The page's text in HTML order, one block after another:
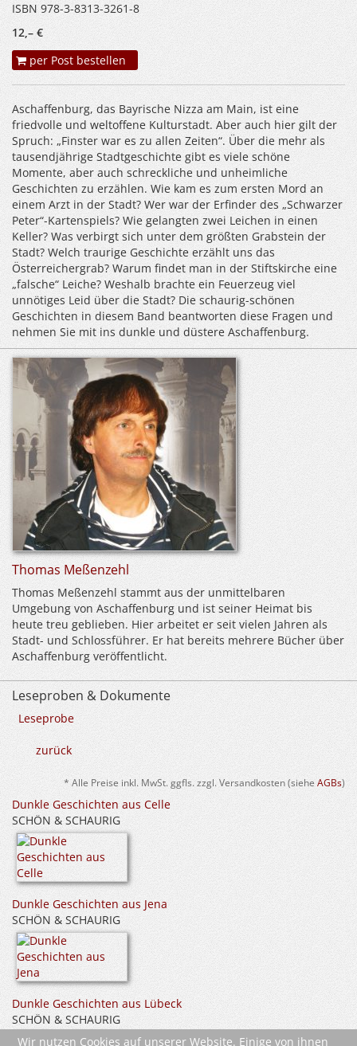
ISBN 978-3-8313-3261-8
12,– €
per Post bestellen
Aschaffenburg, das Bayrische Nizza am Main, ist eine
friedvolle und weltoffene Kulturstadt. Aber auch hier gilt der
Spruch: „Finster war es zu allen Zeiten“. Über die mehr als
tausendjährige Stadtgeschichte gibt es viele schöne
Momente, aber auch schreckliche und unheimliche
Geschichten zu erzählen. Wie kam es zum ersten Mord an
einem Arzt in der Stadt? Wer war der Erfinder des „Schwarzer
Peter“-Kartenspiels? Wie gelangten zwei Leichen in einen
Keller? Was verbirgt sich unter dem größten Grabstein der
Stadt? Welch traurige Geschichte erzählt uns das
Österreichergrab? Warum findet man in der Stiftskirche eine
„falsche“ Leiche? Weshalb brachte ein Feuerzeug viel
unnötiges Leid über die Stadt? Die schaurig-schönen
Geschichten in diesem Band beantworten diese Fragen und
nehmen Sie mit ins dunkle und düstere Aschaffenburg.
Thomas Meßenzehl
Thomas Meßenzehl stammt aus der unmittelbaren
Umgebung von Aschaffenburg und ist seiner Heimat bis
heute treu geblieben. Hier arbeitet er seit vielen Jahren als
Stadt- und Schlossführer. Er hat bereits mehrere Bücher über
Aschaffenburg veröffentlicht.
Leseproben & Dokumente
Leseprobe
zurück
* Alle Preise inkl. MwSt. ggfls. zzgl. Versandkosten (siehe AGBs)
Dunkle Geschichten aus Celle
SCHÖN & SCHAURIG
Dunkle Geschichten aus Jena
SCHÖN & SCHAURIG
Dunkle Geschichten aus Lübeck
SCHÖN & SCHAURIG
Wir nutzen Cookies auf unserer Website. Einige von ihnen